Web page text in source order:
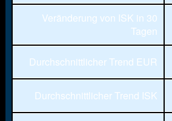
Veränderung von ISK in 30
Tagen
Durchschnittlicher Trend EUR
Durchschnittlicher Trend ISK